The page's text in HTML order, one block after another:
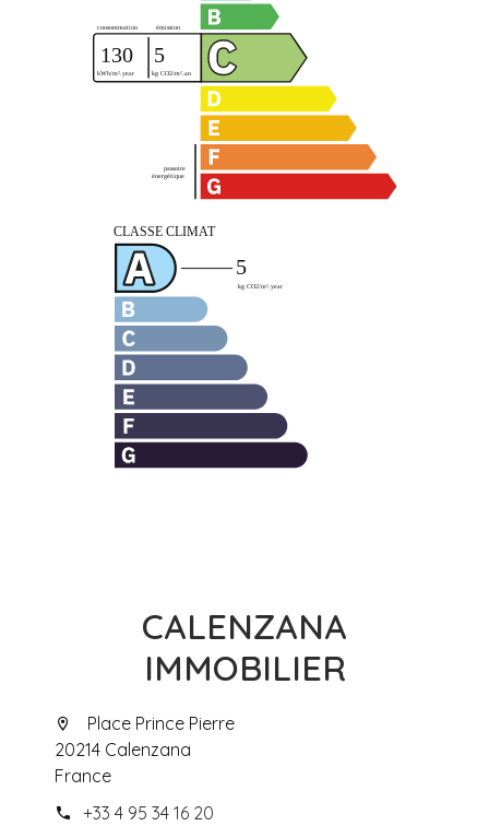
CALENZANA
IMMOBILIER
Place Prince Pierre
20214 Calenzana
France
+33 4 95 34 16 20